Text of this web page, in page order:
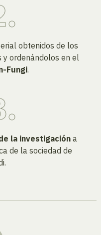
obtenidos de los
y ordenándolos en el
Fungi.
la investigacióna
de la sociedad de